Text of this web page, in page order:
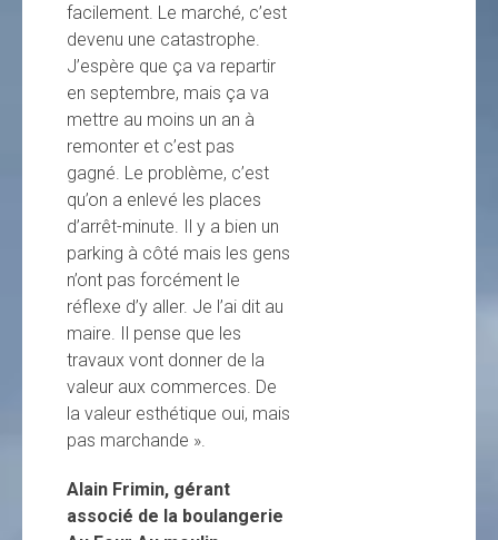
facilement. Le marché, c’est
devenu une catastrophe.
J’espère que ça va repartir
en septembre, mais ça va
mettre au moins un an à
remonter et c’est pas
gagné. Le problème, c’est
qu’on a enlevé les places
d’arrêt-minute. Il y a bien un
parking à côté mais les gens
n’ont pas forcément le
réflexe d’y aller. Je l’ai dit au
maire. Il pense que les
travaux vont donner de la
valeur aux commerces. De
la valeur esthétique oui, mais
pas marchande ».
Alain Frimin, gérant
associé de la boulangerie